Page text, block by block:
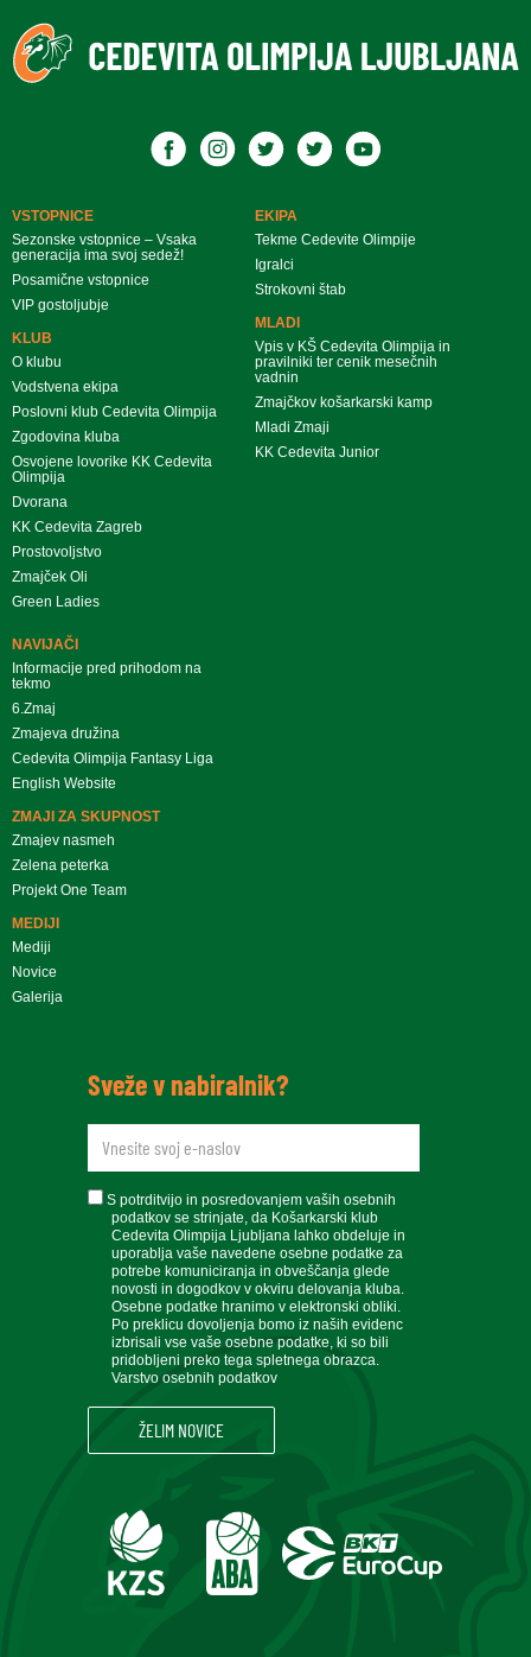
VSTOPNICE
Sezonske vstopnice – Vsaka
generacija ima svoj sedež!
Posamične vstopnice
VIP gostoljubje
KLUB
O klubu
Vodstvena ekipa
Poslovni klub Cedevita Olimpija
Zgodovina kluba
Osvojene lovorike KK Cedevita
Olimpija
Dvorana
KK Cedevita Zagreb
Prostovoljstvo
Zmajček Oli
Green Ladies
EKIPA
Tekme Cedevite Olimpije
Igralci
Strokovni štab
MLADI
Vpis v KŠ Cedevita Olimpija in
pravilniki ter cenik mesečnih
vadnin
Zmajčkov košarkarski kamp
Mladi Zmaji
KK Cedevita Junior
NAVIJAČI
Informacije pred prihodom na
tekmo
6.Zmaj
Zmajeva družina
Cedevita Olimpija Fantasy Liga
English Website
ZMAJI ZA SKUPNOST
Zmajev nasmeh
Zelena peterka
Projekt One Team
MEDIJI
Mediji
Novice
Galerija
Sveže v nabiralnik?
newsletteremail
soglasje
S potrditvijo in posredovanjem vaših osebnih
podatkov se strinjate, da Košarkarski klub
Cedevita Olimpija Ljubljana lahko obdeluje in
uporablja vaše navedene osebne podatke za
potrebe komuniciranja in obveščanja glede
novosti in dogodkov v okviru delovanja kluba.
Osebne podatke hranimo v elektronski obliki.
Po preklicu dovoljenja bomo iz naših evidenc
izbrisali vse vaše osebne podatke, ki so bili
pridobljeni preko tega spletnega obrazca.
Varstvo osebnih podatkov